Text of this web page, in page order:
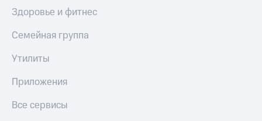
Здоровье и фитнес
Семейная группа
Утилиты
Приложения
Все сервисы